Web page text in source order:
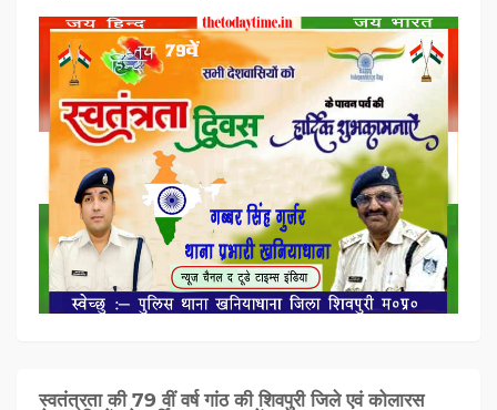
स्वतंत्रता की 79 वीं वर्ष गांठ की शिवपुरी जिले एवं कोलारस